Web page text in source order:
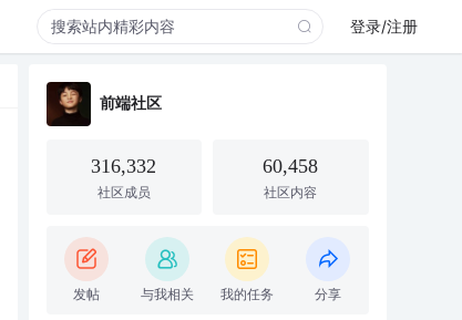
登录/注册
前端社区
316,332
社区成员
60,458
社区内容
发帖 与我相关 我的任务 分享